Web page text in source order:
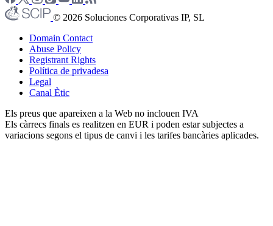
© 2026 Soluciones Corporativas IP, SL
Domain Contact
Abuse Policy
Registrant Rights
Política de privadesa
Legal
Canal Ètic
Els preus que apareixen a la Web no inclouen IVA
Els càrrecs finals es realitzen en EUR i poden estar subjectes a
variacions segons el tipus de canvi i les tarifes bancàries aplicades.